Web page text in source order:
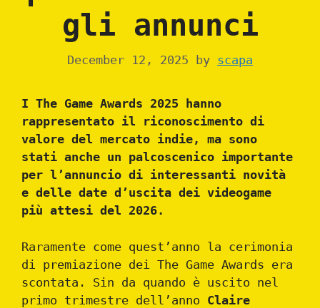
gli annunci
December 12, 2025 by scapa
I The Game Awards 2025 hanno
rappresentato il riconoscimento di
valore del mercato indie, ma sono
stati anche un palcoscenico importante
per l’annuncio di interessanti novità
e delle date d’uscita dei videogame
più attesi del 2026.
Raramente come quest’anno la cerimonia
di premiazione dei The Game Awards era
scontata. Sin da quando è uscito nel
primo trimestre dell’anno Claire